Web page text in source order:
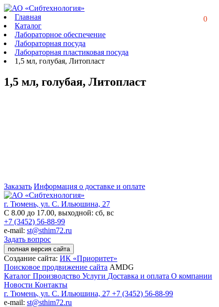
0
Главная
Каталог
Лабораторное обеспечение
Лабораторная посуда
Лабораторная пластиковая посуда
1,5 мл, голубая, Литопласт
1,5 мл, голубая, Литопласт
Заказать Информация о доставке и оплате
г. Тюмень, ул. С. Ильюшина, 27
С 8.00 до 17.00, выходной: сб, вс
+7 (3452) 56-88-99
e-mail: st@sthim72.ru
Задать вопрос
полная версия сайта
Создание сайта: ИК «Приоритет»
Поисковое продвижение сайта AMDG
Каталог Производство Услуги Доставка и оплата О компании
Новости Контакты
г. Тюмень, ул. С. Ильюшина, 27 +7 (3452) 56-88-99
e-mail: st@sthim72.ru